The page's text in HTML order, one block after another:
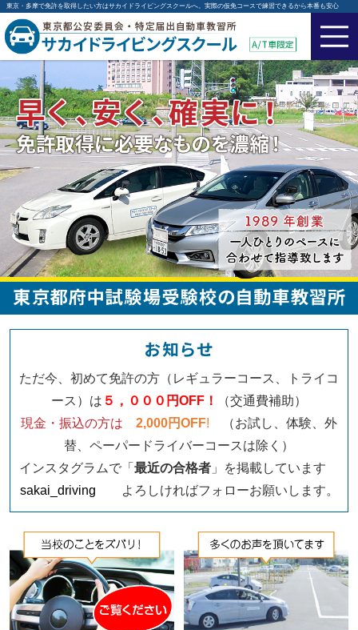
東京・多摩で免許を取得したい方はサカイドライビングスクールへ。実際の仮免コースで練習できるから本番も安心
ただ今、初めて免許の方（レギュラーコース、トライコ
ース）は ５，０００円OFF！
（交通費補助）
現金・振込の方は 2,000円OFF!
（お試し、体験、外
替、ペーパードライバーコースは除く）
インスタグラムで「最近の合格者 」を掲載しています
sakai_driving よろしければフォローお願いします。